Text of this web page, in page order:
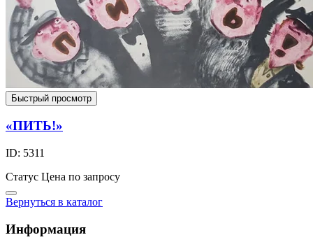
Быстрый просмотр
«ПИТЬ!»
ID: 5311
Статус Цена по запросу
Вернуться в каталог
Информация